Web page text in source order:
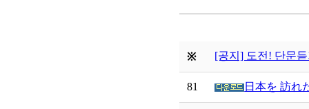
※ [공지] 도전! 단문
81 日本を 訪れ